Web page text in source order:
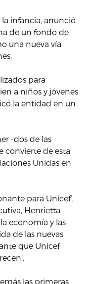
la infancia, anunció
de un fondo de
una nueva vía
para
a niños y jóvenes
la entidad en un
-dos de las
convierte de esta
Unidas en
para Unicef’,
Henrietta
economía y las
de las nuevas
que Unicef
las primeras